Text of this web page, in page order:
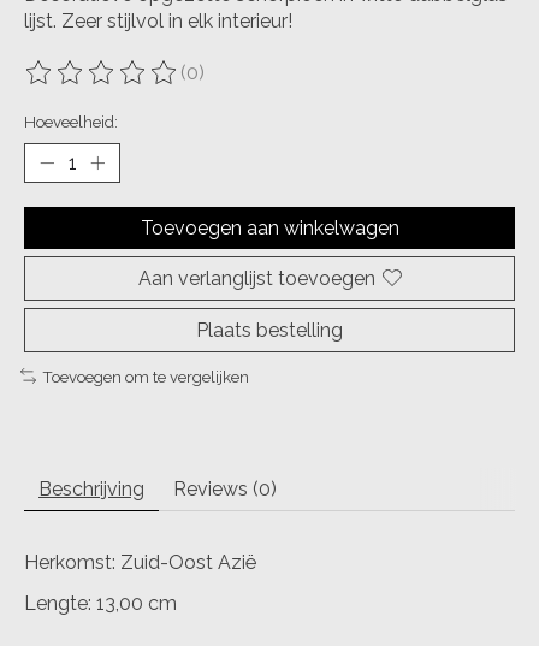
lijst. Zeer stijlvol in elk interieur!
De beoordeling van dit product is
(0)
Hoeveelheid:
Toevoegen aan winkelwagen
Aan verlanglijst toevoegen
Plaats bestelling
Toevoegen om te vergelijken
Beschrijving Reviews (0)
Herkomst: Zuid-Oost Azië
Lengte: 13,00 cm